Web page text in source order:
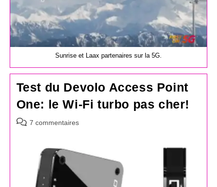
Sunrise et Laax partenaires sur la 5G.
Test du Devolo Access Point
One: le Wi-Fi turbo pas cher!
Commentaires
publication :
7 commentaires